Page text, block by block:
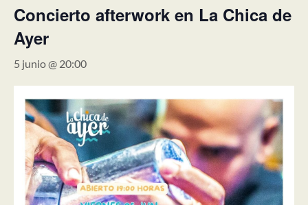
Concierto afterwork en La Chica de
Ayer
5 junio @ 20:00